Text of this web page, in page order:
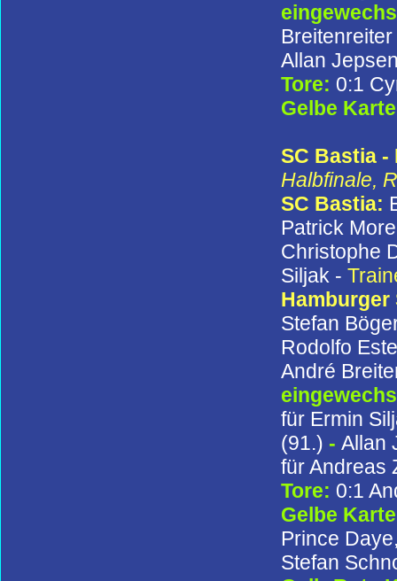
Allan
Tore: 0:1
Gelbe
SC Bastia -
Halbfinale,
SC Bastia:
Patrick
Christophe
Siljak -
Hamburger
Stefan
Rodolfo
André
für Ermin
(91.) - Allan
für Andreas
Tore: 0:1
Gelbe
Prince
Stefan